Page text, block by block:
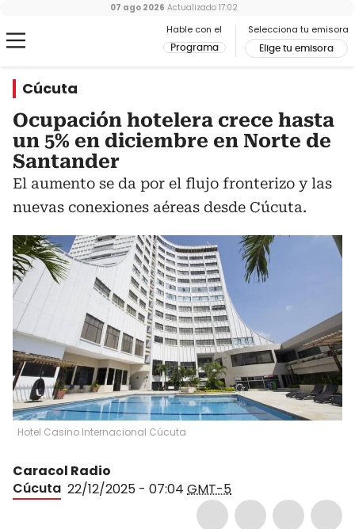
Hable con el
Programa
Selecciona tu emisora
Elige tu emisora
07 ago 2026 Actualizado 17:02
Cúcuta
Ocupación hotelera crece hasta
un 5% en diciembre en Norte de
Santander
El aumento se da por el flujo fronterizo y las
nuevas conexiones aéreas desde Cúcuta.
Hotel Casino Internacional Cúcuta
Caracol Radio
Cúcuta 22/12/2025 - 07:04 GMT-5